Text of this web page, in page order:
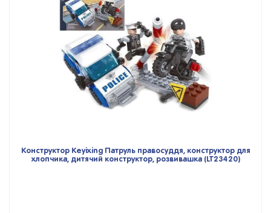
Конструктор Keyixing Патруль правосуддя, конструктор для
хлопчика, дитячий конструктор, розвивашка (LT23420)